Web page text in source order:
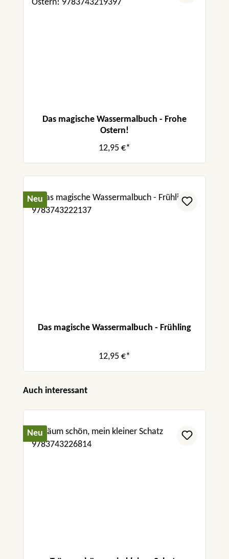
Das magische Wassermalbuch - Frohe
Ostern!
12,95 €*
Neu
Das magische Wassermalbuch - Frühling
12,95 €*
Produktgalerie überspringen
Auch interessant
Neu